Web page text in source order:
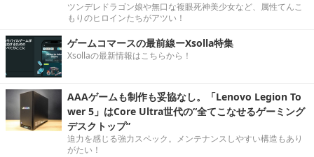
ツンデレドラゴン娘や無口な複眼死神美少女など、属性てんこ
もりのヒロインたちがアツい！
ゲームコマースの最前線ーXsolla特集
Xsollaの最新情報はこちらから！
AAAゲームも制作も妥協なし。「Lenovo Legion To
wer 5」はCore Ultra世代の“全てこなせるゲーミング
デスクトップ”
迫力を感じる強力スペック。メンテナンスしやすい構造もあり
がたい！